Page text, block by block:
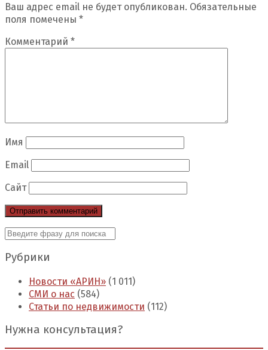
Ваш адрес email не будет опубликован. Обязательные
поля помечены *
Комментарий *
Имя
Email
Сайт
Рубрики
Новости «АРИН» (1 011)
СМИ о нас (584)
Статьи по недвижимости (112)
Нужна консультация?